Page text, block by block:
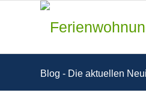
Blog - Die aktuellen